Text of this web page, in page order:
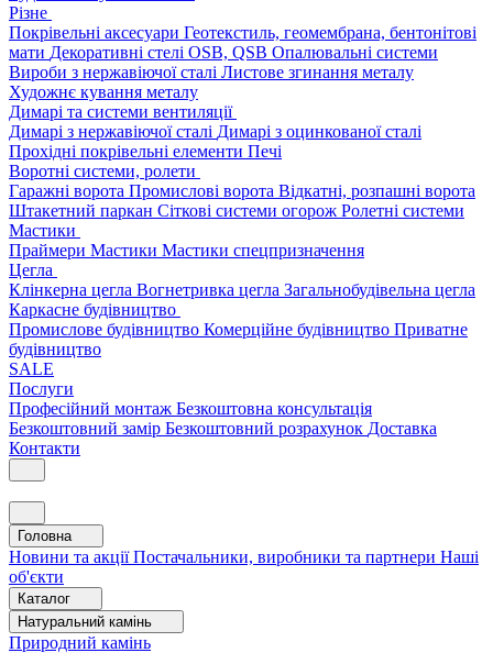
Різне
Покрівельні аксесуари Геотекстиль, геомембрана, бентонітові
мати Декоративні стелі OSB, QSB Опалювальні системи
Вироби з нержавіючої сталі Листове згинання металу
Художнє кування металу
Димарі та системи вентиляції
Димарі з нержавіючої сталі Димарі з оцинкованої сталі
Прохідні покрівельні елементи Печі
Воротні системи, ролети
Гаражні ворота Промислові ворота Відкатні, розпашні ворота
Штакетний паркан Сіткові системи огорож Ролетні системи
Мастики
Праймери Мастики Мастики спецпризначення
Цегла
Клінкерна цегла Вогнетривка цегла Загальнобудівельна цегла
Каркасне будівництво
Промислове будівництво Комерційне будівництво Приватне
будівництво
SALE
Послуги
Професійний монтаж Безкоштовна консультація
Безкоштовний замір Безкоштовний розрахунок Доставка
Контакти
Головна
Новини та акціїПостачальники, виробники та партнери Наші
об'єкти
Каталог
Натуральний камінь
Природний камінь